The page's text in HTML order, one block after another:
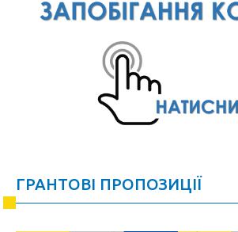
ГРАНТОВІ ПРОПОЗИЦІЇ